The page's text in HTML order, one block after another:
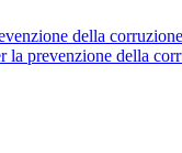
della
la prevenzione della